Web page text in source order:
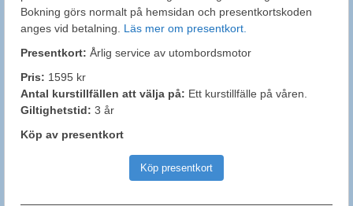
Bokning görs normalt på hemsidan och presentkortskoden
anges vid betalning. Läs mer om presentkort.
Presentkort: Årlig service av utombordsmotor
Pris: 1595 kr
Antal kurstillfällen att välja på: Ett kurstillfälle på våren.
Giltighetstid: 3 år
Köp av presentkort
Köp presentkort